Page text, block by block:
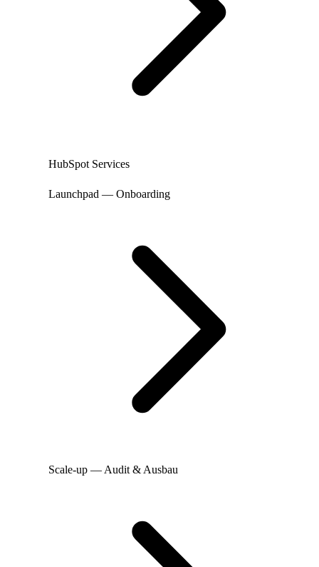
HubSpot Services
Launchpad — Onboarding
Scale-up — Audit & Ausbau